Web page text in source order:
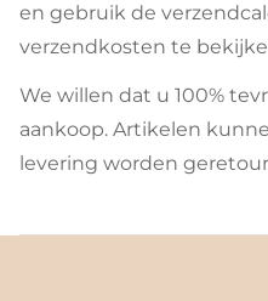
en gebruik de
verzendkosten te
We willen dat u 100%
aankoop. Artikelen
levering worden